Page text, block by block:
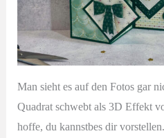
Man sieht es auf den Fotos gar
Quadrat schwebt als 3D Effekt
hoffe, du kannstbes dir vorstellen.